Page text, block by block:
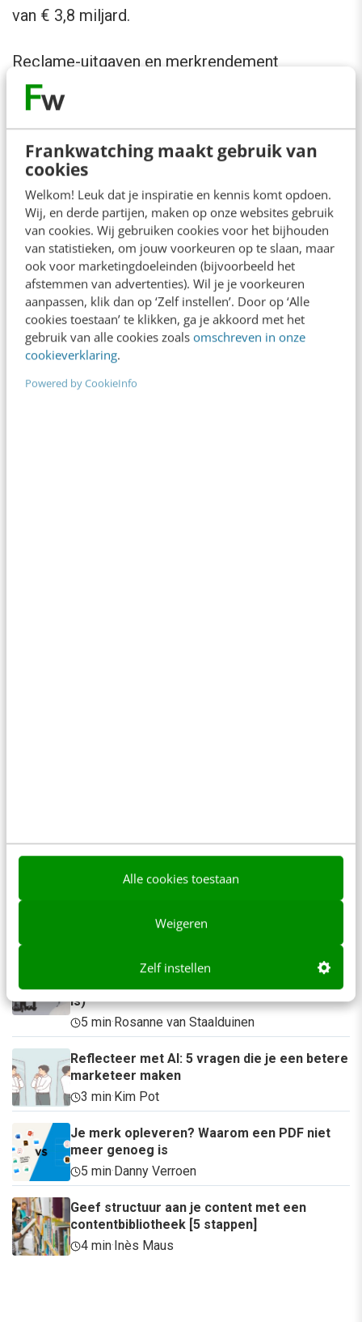
Frankwatching maakt gebruik van
cookies
Welkom! Leuk dat je inspiratie en kennis komt opdoen.
Wij, en derde partijen, maken op onze websites gebruik
van cookies. Wij gebruiken cookies voor het bijhouden
van statistieken, om jouw voorkeuren op te slaan, maar
ook voor marketingdoeleinden (bijvoorbeeld het
afstemmen van advertenties). Wil je je voorkeuren
aanpassen, klik dan op ‘Zelf instellen’. Door op ‘Alle
cookies toestaan’ te klikken, ga je akkoord met het
gebruik van alle cookies zoals omschreven in onze
cookieverklaring.
Powered by CookieInfo
Alle cookies toestaan
Weigeren
Zelf instellen
van € 3,8 miljard.
Reclame-uitgaven en merkrendement
Autofabrikanten die aan F1 deelnemen en een
klein reclamebudget hebben, blijken een hoger
merkrendement te behalen, in de vorm van
verkoopresultaten, dan fabrikanten met een
hoger reclamebudget. Alle merken generen een
hoger merkrendement door hogere uitgaven
aan F1; deze is echter het hoogst voor de
merken met de laagste reclame-uitgaven (bijv.
Ferrari, Jaguar en Lotus). Het bleek dat alleen
merken die minder dan € 10,6 miljoen per
maand aan reclame uitgeven, een positief
Bekijk alle blogartikelen →
Nikki Scholten
Het meest vergeten hoofdstuk van je
brandbook (en waarom het juist nu belangrijk
is)
5 min·Rosanne van Staalduinen
Reflecteer met AI: 5 vragen die je een betere
marketeer maken
3 min·Kim Pot
Je merk opleveren? Waarom een PDF niet
meer genoeg is
5 min·Danny Verroen
Geef structuur aan je content met een
contentbibliotheek [5 stappen]
4 min·Inès Maus